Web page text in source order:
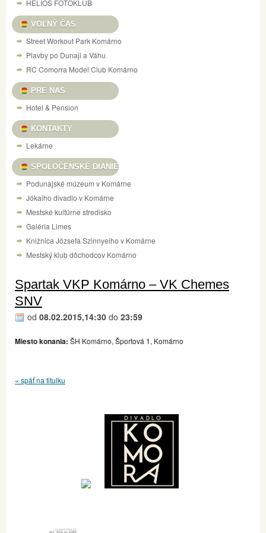
HELIOS FOTOKLUB
VOĽNÝ ČAS
Street Workout Park Komárno
Plavby po Dunaji a Váhu
RC Comorra Model Club Komárno
PRE NAS
Hotel & Pension
KONTAKTY
Lekárne
SPOLOČENSKÉ DIANIE
Podunajské múzeum v Komárne
Jókaiho divadlo v Komárne
Mestské kultúrne stredisko
Galéria Limes
Knižnica Józsefa Szinnyeiho v Komárne
Mestský klub dôchodcov Komárno
Spartak VKP Komárno – VK Chemes
SNV
od 08.02.2015,14:30 do 23:59
Miesto konania: ŠH Komárno, Športová 1, Komárno
« späť na titulku